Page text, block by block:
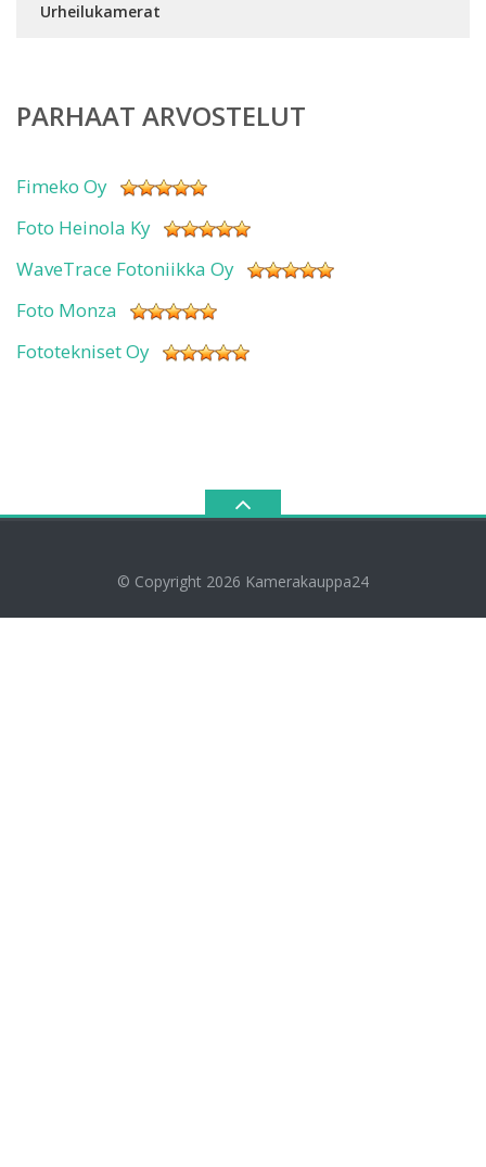
Urheilukamerat
PARHAAT ARVOSTELUT
Fimeko Oy
Foto Heinola Ky
WaveTrace Fotoniikka Oy
Foto Monza
Fototekniset Oy
© Copyright 2026 Kamerakauppa24